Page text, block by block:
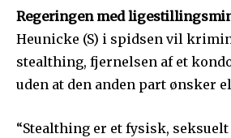
Regeringen med
Heunicke (S) i spidsen vil
stealthing, fjernelsen af et
uden at den anden part ønsker
“Stealthing er et fysisk, seksuelt